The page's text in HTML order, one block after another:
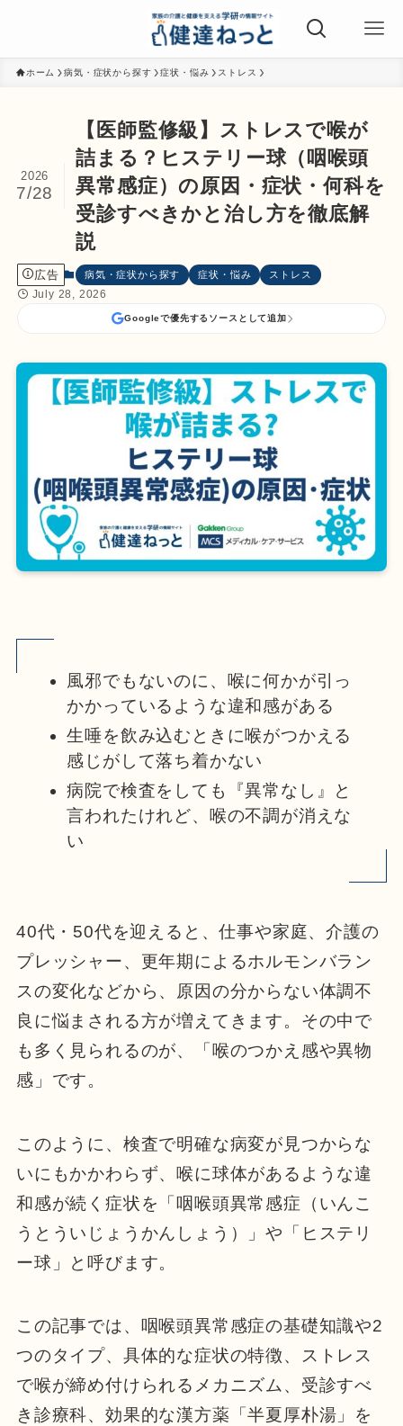
ホーム 病気・症状から探す 症状・悩み ストレス
【医師監修級】ストレスで喉が
詰まる？ヒステリー球（咽喉頭
異常感症）の原因・症状・何科を
受診すべきかと治し方を徹底解
説
2026
7/28
広告 病気・症状から探す 症状・悩み ストレス
July 28, 2026
Googleで優先するソースとして追加
風邪でもないのに、喉に何かが引っ
かかっているような違和感がある
生唾を飲み込むときに喉がつかえる
感じがして落ち着かない
病院で検査をしても『異常なし』と
言われたけれど、喉の不調が消えな
い
40代・50代を迎えると、仕事や家庭、介護の
プレッシャー、更年期によるホルモンバラン
スの変化などから、原因の分からない体調不
良に悩まされる方が増えてきます。その中で
も多く見られるのが、「喉のつかえ感や異物
感」です。
このように、検査で明確な病変が見つからな
いにもかかわらず、喉に球体があるような違
和感が続く症状を「咽喉頭異常感症（いんこ
うとういじょうかんしょう）」や「ヒステリ
ー球」と呼びます。
この記事では、咽喉頭異常感症の基礎知識や2
つのタイプ、具体的な症状の特徴、ストレス
で喉が締め付けられるメカニズム、受診すべ
き診療科、効果的な漢方薬「半夏厚朴湯」を